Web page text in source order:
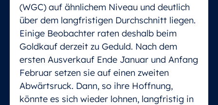
(WGC) auf ähnlichem Niveau und deutlich
über dem langfristigen Durchschnitt liegen.
Einige Beobachter raten deshalb beim
Goldkauf derzeit zu Geduld. Nach dem
ersten Ausverkauf Ende Januar und Anfang
Februar setzen sie auf einen zweiten
Abwärtsruck. Dann, so ihre Hoffnung,
könnte es sich wieder lohnen, langfristig in